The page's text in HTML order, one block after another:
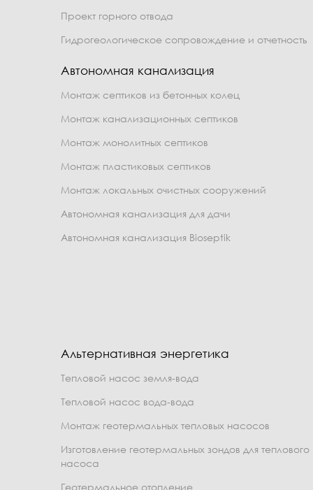
Проект горного отвода
Гидрогеологическое сопровождение и отчетность
Автономная канализация
Монтаж септиков из бетонных колец
Монтаж канализационных септиков
Монтаж монолитных септиков
Монтаж пластиковых септиков
Монтаж локальных очистных сооружений
Автономная канализация для дачи
Автономная канализация Bioseptik
Альтернативная энергетика
Тепловой насос земля-вода
Тепловой насос вода-вода
Монтаж геотермальных тепловых насосов
Изготовление геотермальных зондов для теплового
насоса
Геотермальное отопление